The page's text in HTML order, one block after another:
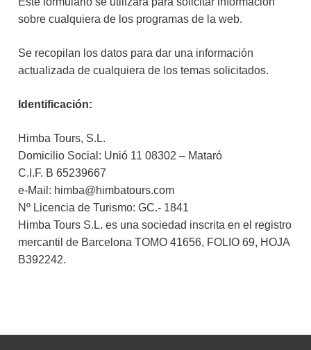
sobre cualquiera de los programas de la web.
Se recopilan los datos para dar una información
actualizada de cualquiera de los temas solicitados.
Identificación:
Himba Tours, S.L.
Domicilio Social: Unió 11 08302 – Mataró
C.I.F. B 65239667
e-Mail: himba@himbatours.com
Nº Licencia de Turismo: GC.- 1841
Himba Tours S.L. es una sociedad inscrita en el registro
mercantil de Barcelona TOMO 41656, FOLIO 69, HOJA
B392242.